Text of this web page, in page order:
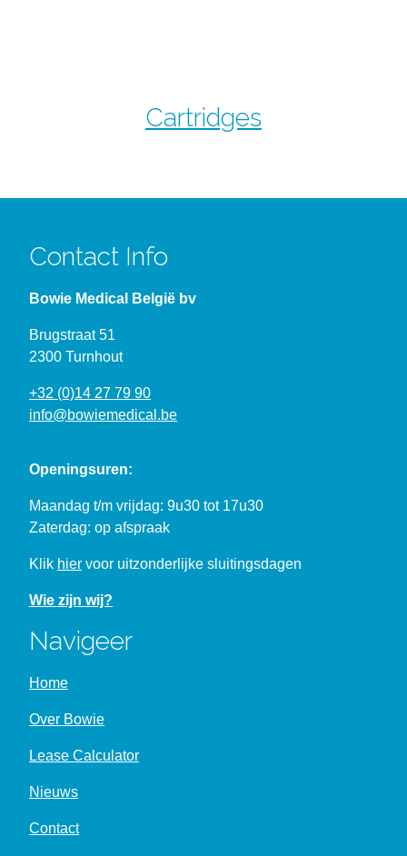
Cartridges
Contact Info
Bowie Medical België bv
Brugstraat 51
2300 Turnhout
+32 (0)14 27 79 90
info@bowiemedical.be
Openingsuren:
Maandag t/m vrijdag: 9u30 tot 17u30
Zaterdag: op afspraak
Klik hier voor uitzonderlijke sluitingsdagen
Wie zijn wij?
Navigeer
Home
Over Bowie
Lease Calculator
Nieuws
Contact